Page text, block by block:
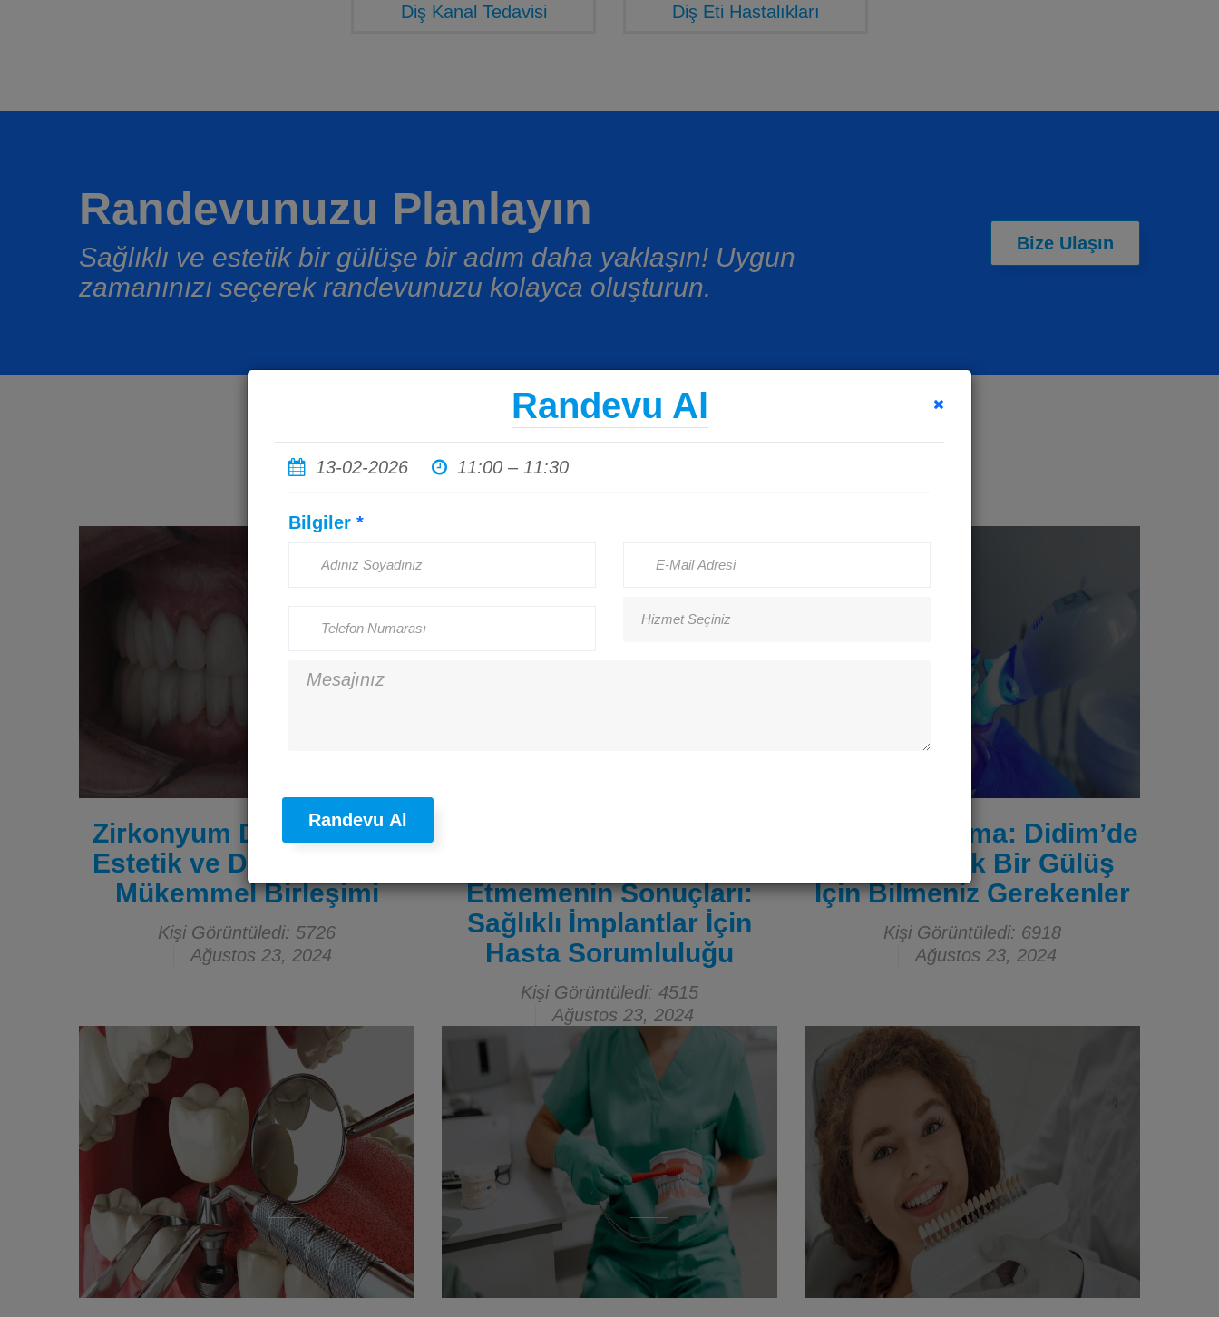
Diş Kanal Tedavisi Diş Eti Hastalıkları
Randevunuzu Planlayın
Sağlıklı ve estetik bir gülüşe bir adım daha yaklaşın! Uygun
zamanınızı seçerek randevunuzu kolayca oluşturun.
Bize Ulaşın
Haberler
Zirkonyum Diş Kronları:
Estetik ve Dayanıklılığın
Mükemmel Birleşimi
Kişi Görüntüledi: 5726
Ağustos 23, 2024
Etmemenin Sonuçları:
Sağlıklı İmplantlar İçin
Hasta Sorumluluğu
Kişi Görüntüledi: 4515
Ağustos 23, 2024
Diş Beyazlatma: Didim’de
Daha Parlak Bir Gülüş
İçin Bilmeniz Gerekenler
Kişi Görüntüledi: 6918
Ağustos 23, 2024
Randevu Al
13-02-2026 11:00 – 11:30
Bilgiler *
Randevu Al